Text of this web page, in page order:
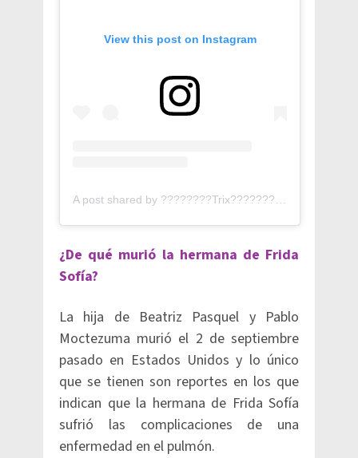
View this post on Instagram
¿De qué murió la hermana de Frida
Sofía?
La hija de Beatriz Pasquel y Pablo
Moctezuma murió el 2 de septiembre
pasado en Estados Unidos y lo único
que se tienen son reportes en los que
indican que la hermana de Frida Sofía
sufrió las complicaciones de una
enfermedad en el pulmón.